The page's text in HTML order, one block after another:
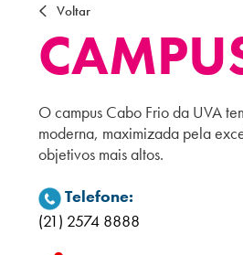
Voltar
O campus Cabo Frio da UVA
moderna, maximizada pela
objetivos mais altos.
Telefone:
(21) 2574 8888